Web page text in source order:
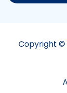
Copyright ©